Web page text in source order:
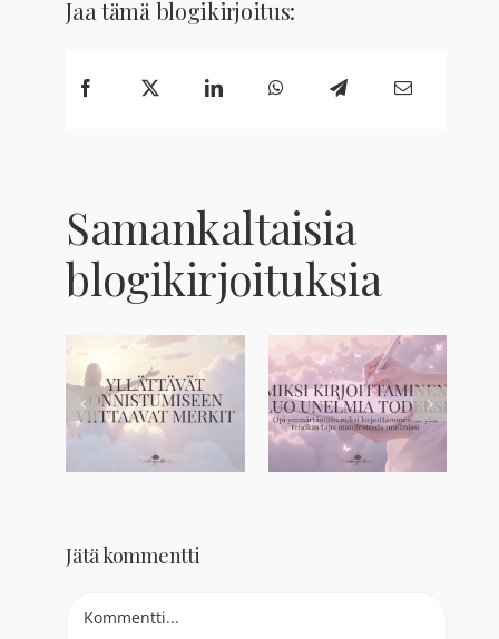
Jaa tämä blogikirjoitus:
Samankaltaisia
blogikirjoituksia
Jätä kommentti